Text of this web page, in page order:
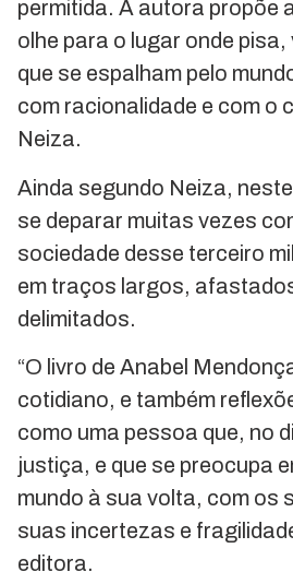
permitida. A autora propõe
olhe para o lugar onde
que se espalham pelo
com racionalidade e com o
Neiza.
Ainda segundo Neiza,
se deparar muitas vezes
sociedade desse terceiro
em traços largos,
delimitados.
“O livro de Anabel
cotidiano, e também
como uma pessoa que, no
justiça, e que se preocupa
mundo à sua volta, com os
suas incertezas e
editora.